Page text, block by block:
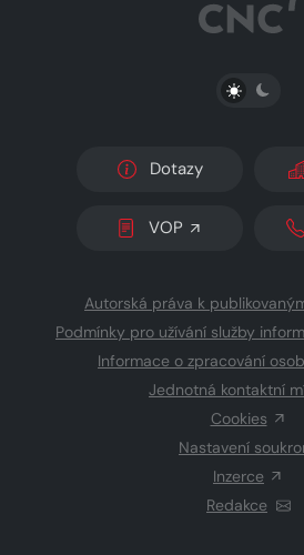
Dotazy
VOP
Autorská práva k
Podmínky pro užívání služby
Informace o zpracování
Jednotná kontaktní
Cookies
Nastavení
Inzerce
Redakce